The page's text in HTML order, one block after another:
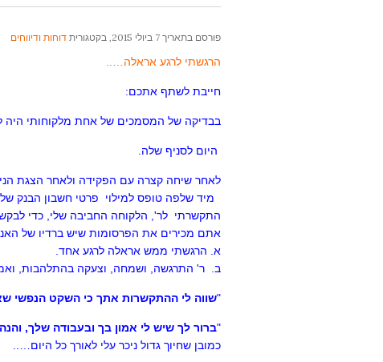
פורסם בתאריך 7 ביולי 2015 , בקטגורית דוחות ודיווחים
הרגשתי לרגע אראלה…..
חייבת לשתף אתכם:
בבדיקה של המסמכים של אחת מלקוחותי היה
היום לסניף שלה.
לאחר שיחה קצרה עם הפקידה ולאחר הצגת
מיד שלפה טופס למילוי פרטי חשבון הבנק
התקשרתי לר', הלקוחה החביבה שלי, כדי
אתם מכירים את הפרסומות שיש ברדיו של
א. הרגשתי ממש אראלה לרגע אחד.
ב. ר' התרגשה, ושמחה, וצעקה בהתלהבות,
"שווה לי ההתקשרות אתך כי השקט הנפשי
"ברור לך שיש לי אמון בך ובעבודה שלך,
כמובן שחיוך גדול ניכר עלי לאורך כל היום…..